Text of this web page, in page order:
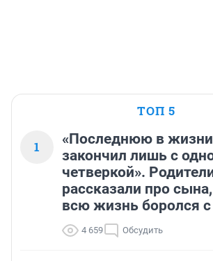
ТОП 5
1
«Последнюю в жизни
закончил лишь с
четверкой».
рассказали про
всю жизнь боролся
4 659 Обсудить